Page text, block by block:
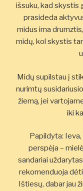
išsuku, kad skystis
prasideda
midus ima
midų, kol skystis
Midų supilstau į
nurimtų
žiemą, jei
iki
Papildyta:
perspėja –
sandariai
rekomenduoja
Ištiesų, dabar jau